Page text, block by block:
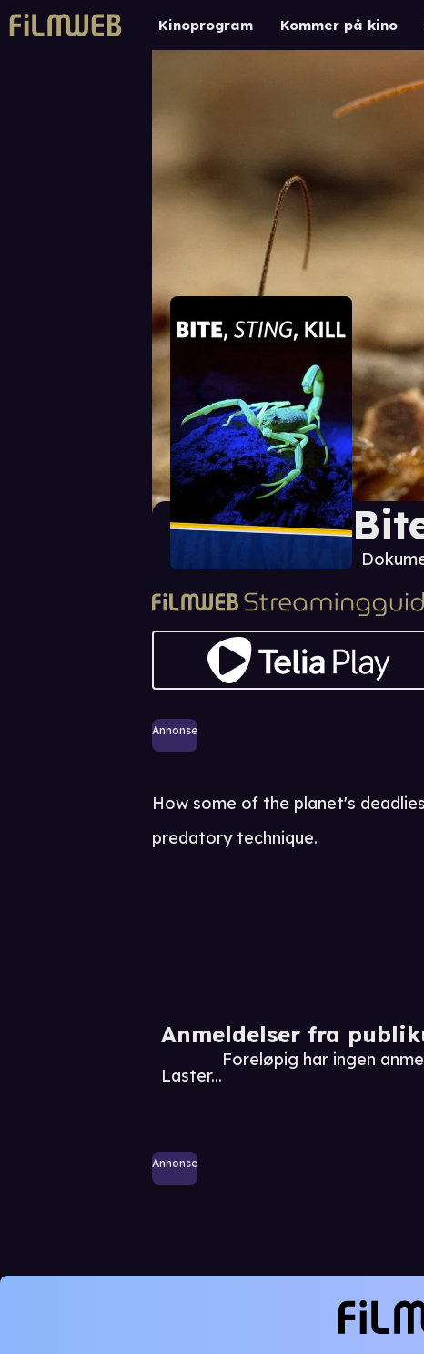
Kinoprogram Kommer på kino
Annonse
Anmeldelser fra
Laster...
Foreløpig har ingen
Annonse
How some of the planet's
predatory technique.